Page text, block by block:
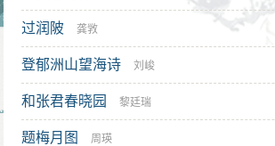
崖秋气高浮舟出郡郭别酒寄江涛为韵 其八
过润陂 龚敩
登郁洲山望海诗 刘峻
和张君春晓园 黎廷瑞
题梅月图 周瑛